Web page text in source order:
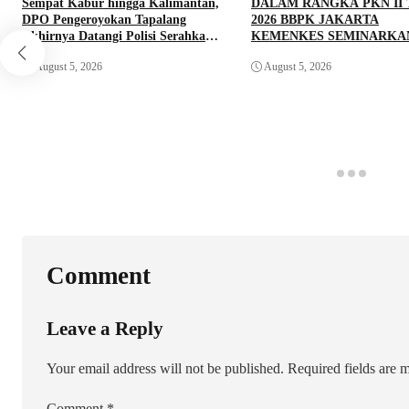
Sempat Kabur hingga Kalimantan,
DPO Pengeroyokan Tapalang
Akhirnya Datangi Polisi Serahkan
Diri
August 5, 2026
DALAM RANGKA PKN II
2026 BBPK JAKARTA
KEMENKES
PROYEK PERUBAHAN
August 5, 2026
Comment
Leave a Reply
Your email address will not be published. Required fields are